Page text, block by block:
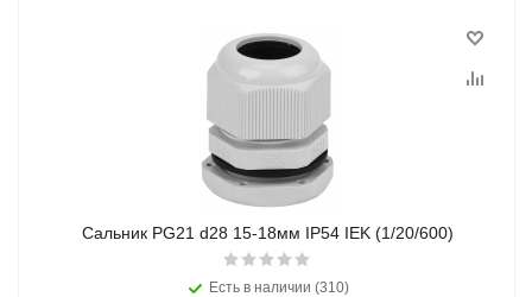
Сальник PG21 d28 15-18мм IP54 IEK (1/20/600)
Есть в наличии (310)